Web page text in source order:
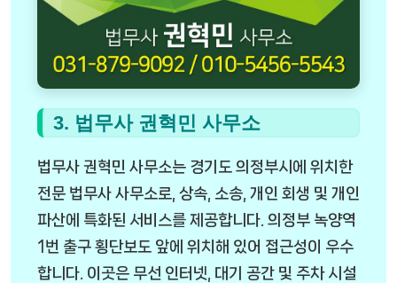
3. 법무사 권혁민 사무소
법무사 권혁민 사무소는 경기도 의정부시에 위치한
전문 법무사 사무소로, 상속, 소송, 개인 회생 및 개인
파산에 특화된 서비스를 제공합니다. 의정부 녹양역
1번 출구 횡단보도 앞에 위치해 있어 접근성이 우수
합니다. 이곳은 무선 인터넷, 대기 공간 및 주차 시설